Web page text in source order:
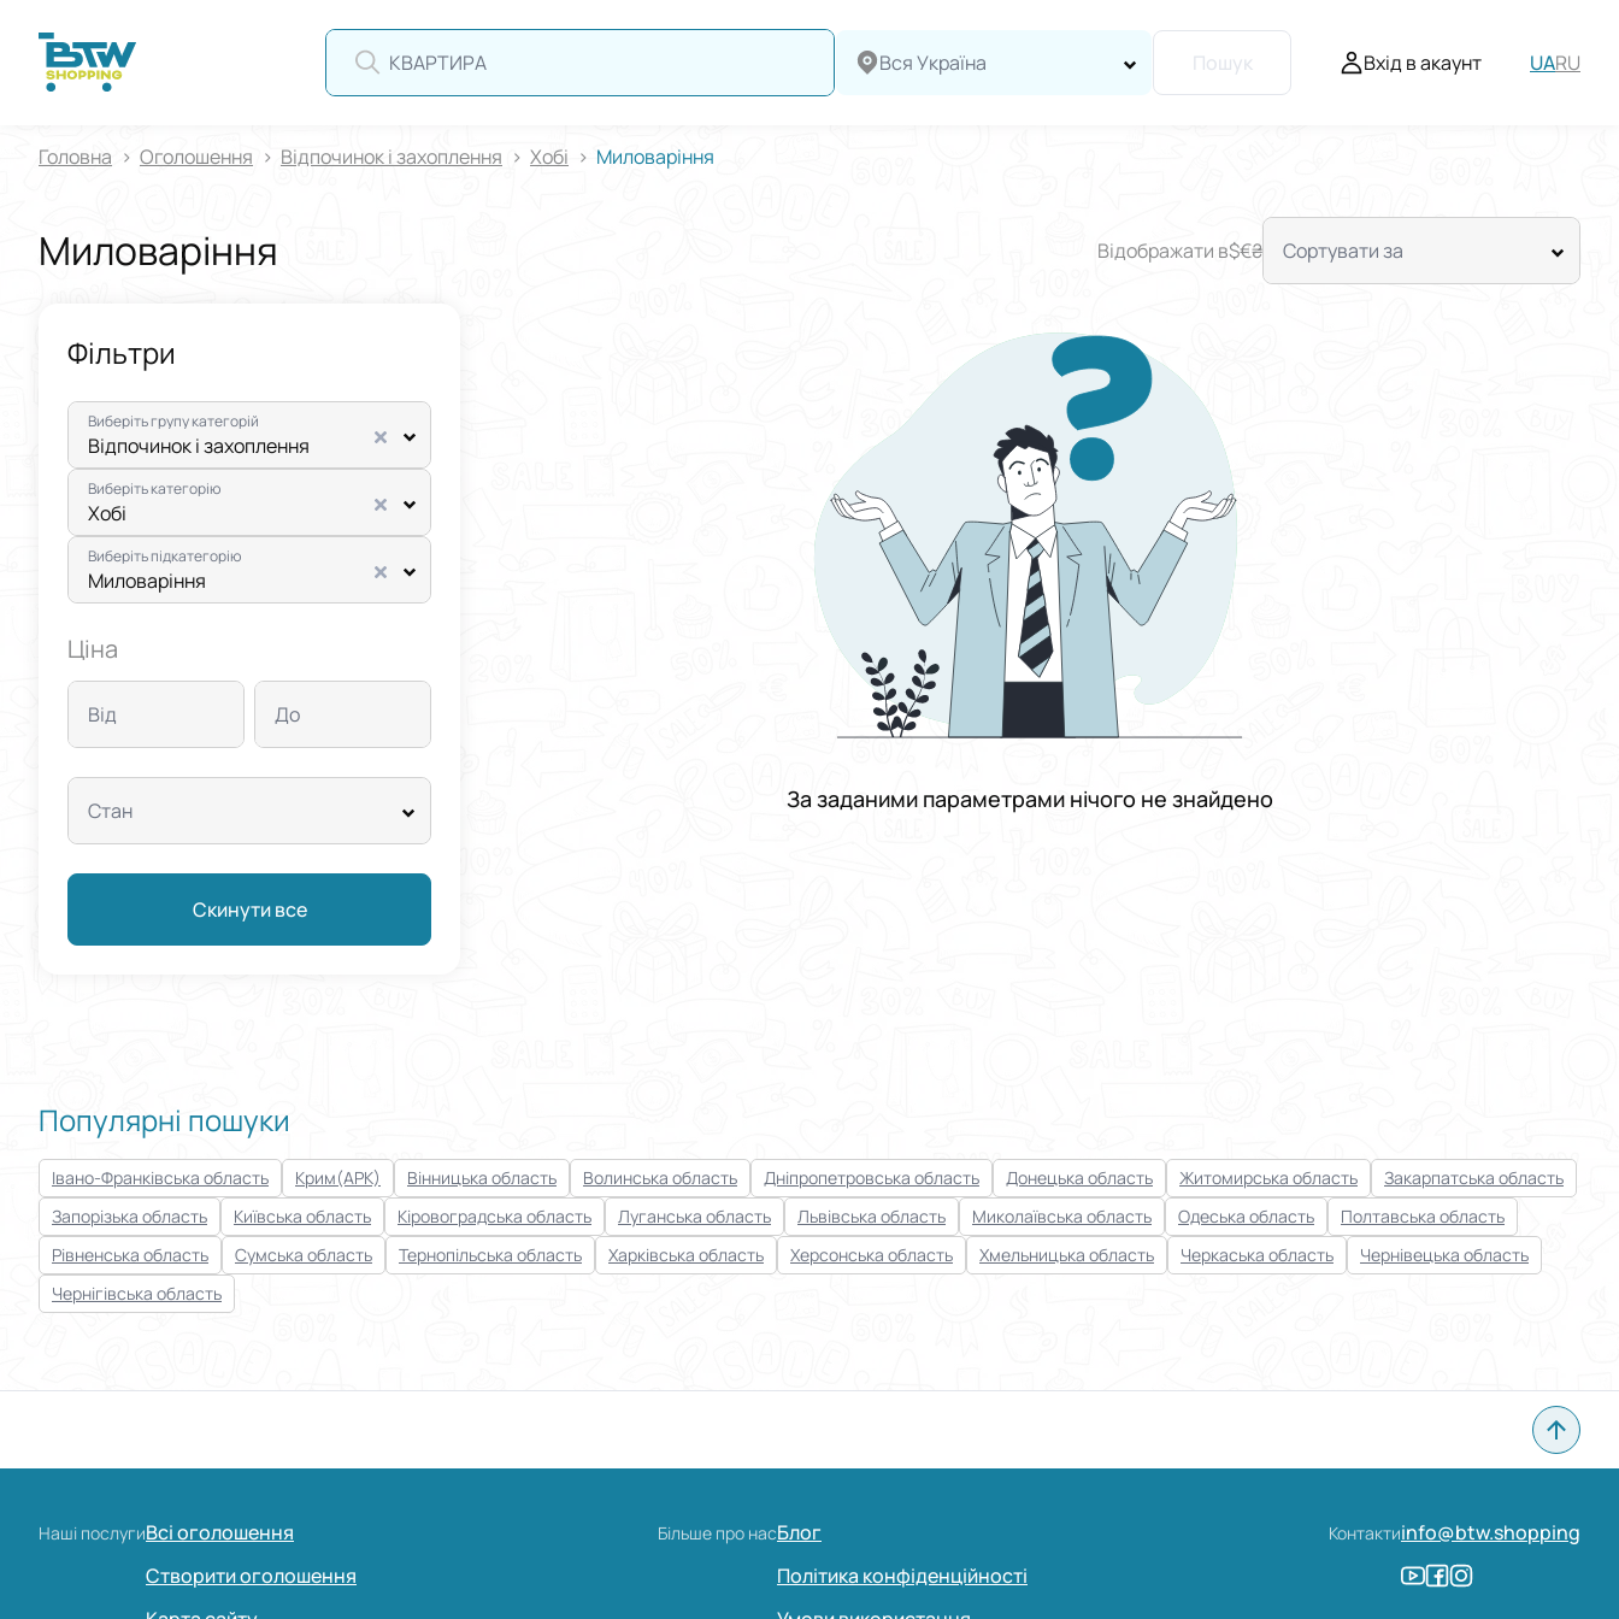
Вся Україна Пошук Вхід в акаунт UARU
Головна Оголошення Відпочинок і захоплення Хобі Миловаріння
Миловаріння Відображати в$€₴ Сортувати за
Фільтри
Виберіть групу категорій
Відпочинок і захоплення
Виберіть категорію
Хобі
Виберіть підкатегорію
Миловаріння
Ціна
Від До
Стан
Скинути все
За заданими параметрами нічого не знайдено
Популярні пошуки
Івано-Франківська область Крим(АРК) Вінницька область Волинська область Дніпропетровська область Донецька область Житомирська область
Закарпатська область
Запорізька область
Київська область Кіровоградська область Луганська область Львівська область Миколаївська область Одеська область
Полтавська область
Рівненська область
Сумська область Тернопільська область Харківська область Херсонська область Хмельницька область Черкаська область
Чернівецька область
Чернігівська область
Наші послугиВсі оголошення
Створити оголошення
Більше про насБлог
Політика конфіденційності
Контактиinfo@btw.shopping